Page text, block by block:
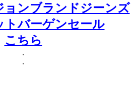
ョンブランドジーンズ
トバーゲンセール
こちら
.
.